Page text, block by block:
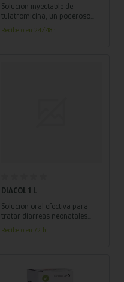
Solución inyectable de
tulatromicina, un poderoso
antibiótico efectivo en el
tratamiento de enfermedades
Recíbelo en 24/48h
DIACOL 1 L
Solución oral efectiva para
tratar diarreas neonatales
bacterianas en animales
jóvenes, con potente acción
Recíbelo en 72 h.